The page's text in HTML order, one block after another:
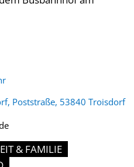
Poststraße, 53840 Troisdorf
& FAMILIE